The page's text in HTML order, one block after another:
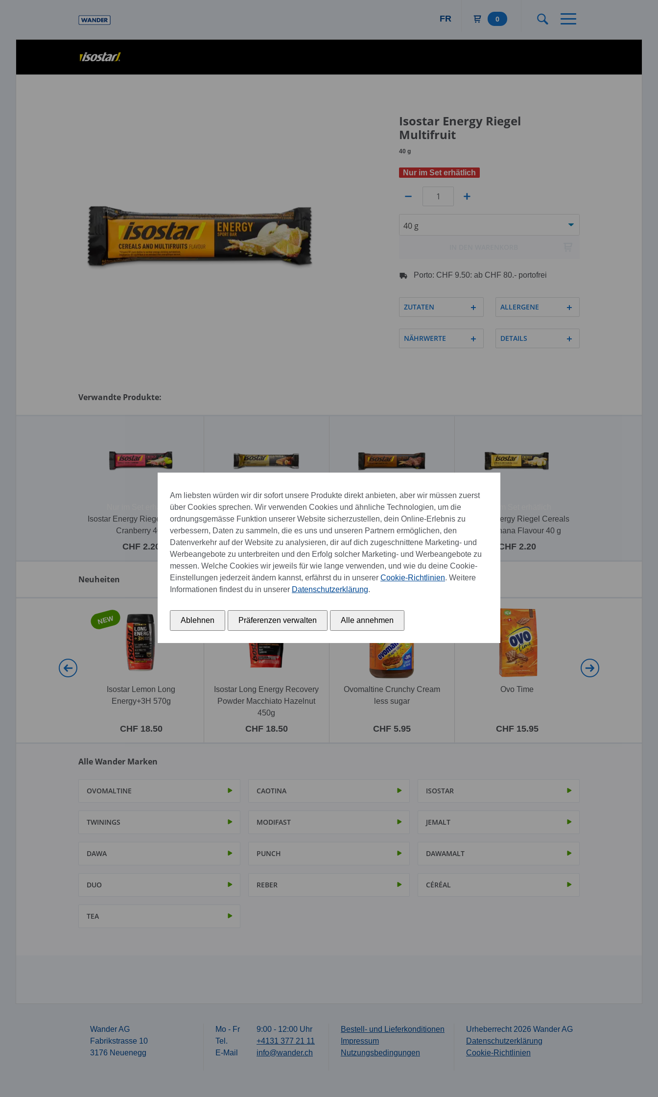
FR 0
Isostar Energy Riegel
Multifruit
40 g
Nur im Set erhätlich
Porto: CHF 9.50: ab CHF 80.- portofrei
ZUTATEN ALLERGENE
NÄHRWERTE DETAILS
Verwandte Produkte:
Nur im Set erhätlich
Isostar Energy Riegel Raisin &
Cranberry 40g
CHF 2.20
Nur im Set erhätlich
Isostar Protein Riegel
Haselnuss 35 g
CHF 3.25
Bald wieder verfügbar
Isostar Energy Riegel
Schokolade 35g
CHF 2.20
Isostar Energy Riegel Cereals
and Banana Flavour 40 g
CHF 2.20
Neuheiten
NEW
Isostar Lemon Long
Energy+3H 570g
CHF 18.50
NEW
Isostar Long Energy Recovery
Powder Macchiato Hazelnut
450g
CHF 18.50
NEW
Ovomaltine Crunchy Cream
less sugar
CHF 5.95
Ovo Time
CHF 15.95
Alle Wander Marken
OVOMALTINE CAOTINA ISOSTAR
TWININGS MODIFAST JEMALT
DAWA PUNCH DAWAMALT
DUO REBER CÉRÉAL
TEA
Wander AG
Fabrikstrasse 10
3176 Neuenegg
Mo - Fr
9:00 - 12:00 Uhr
Tel.
+4131 377 21 11
E-Mail
info@wander.ch
Bestell- und Lieferkonditionen
Impressum
Nutzungsbedingungen
Urheberrecht 2026 Wander AG
Datenschutzerklärung
Cookie-Richtlinien
Am liebsten würden wir dir sofort unsere Produkte direkt anbieten, aber wir müssen zuerst
über Cookies sprechen. Wir verwenden Cookies und ähnliche Technologien, um die
ordnungsgemässe Funktion unserer Website sicherzustellen, dein Online-Erlebnis zu
verbessern, Daten zu sammeln, die es uns und unseren Partnern ermöglichen, den
Datenverkehr auf der Website zu analysieren, dir auf dich zugeschnittene Marketing- und
Werbeangebote zu unterbreiten und den Erfolg solcher Marketing- und Werbeangebote zu
messen. Welche Cookies wir jeweils für wie lange verwenden, und wie du deine Cookie-
Einstellungen jederzeit ändern kannst, erfährst du in unserer Cookie-Richtlinien. Weitere
Informationen findest du in unserer Datenschutzerklärung.
Ablehnen Präferenzen verwalten Alle annehmen